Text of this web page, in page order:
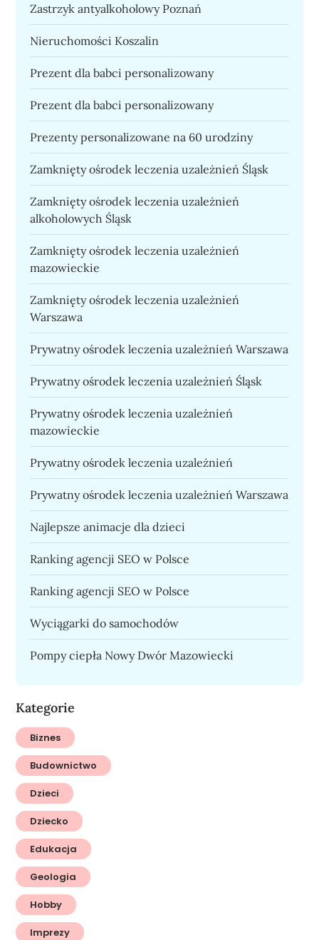
Zastrzyk antyalkoholowy Poznań
Nieruchomości Koszalin
Prezent dla babci personalizowany
Prezent dla babci personalizowany
Prezenty personalizowane na 60 urodziny
Zamknięty ośrodek leczenia uzależnień Śląsk
Zamknięty ośrodek leczenia uzależnień
alkoholowych Śląsk
Zamknięty ośrodek leczenia uzależnień
mazowieckie
Zamknięty ośrodek leczenia uzależnień
Warszawa
Prywatny ośrodek leczenia uzależnień Warszawa
Prywatny ośrodek leczenia uzależnień Śląsk
Prywatny ośrodek leczenia uzależnień
mazowieckie
Prywatny ośrodek leczenia uzależnień
Prywatny ośrodek leczenia uzależnień Warszawa
Najlepsze animacje dla dzieci
Ranking agencji SEO w Polsce
Ranking agencji SEO w Polsce
Wyciągarki do samochodów
Pompy ciepła Nowy Dwór Mazowiecki
Kategorie
Biznes
Budownictwo
Dzieci
Dziecko
Edukacja
Geologia
Hobby
Imprezy